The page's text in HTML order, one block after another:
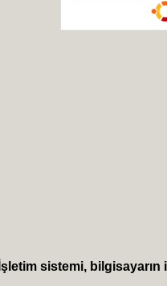
İşletim sistemi, bilgisayarın